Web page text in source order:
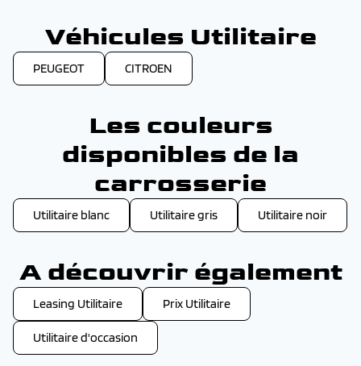
Véhicules Utilitaire
PEUGEOT CITROEN
Les couleurs
disponibles de la
carrosserie
Utilitaire blanc Utilitaire gris Utilitaire noir
A découvrir également
Leasing Utilitaire Prix Utilitaire
Utilitaire d'occasion